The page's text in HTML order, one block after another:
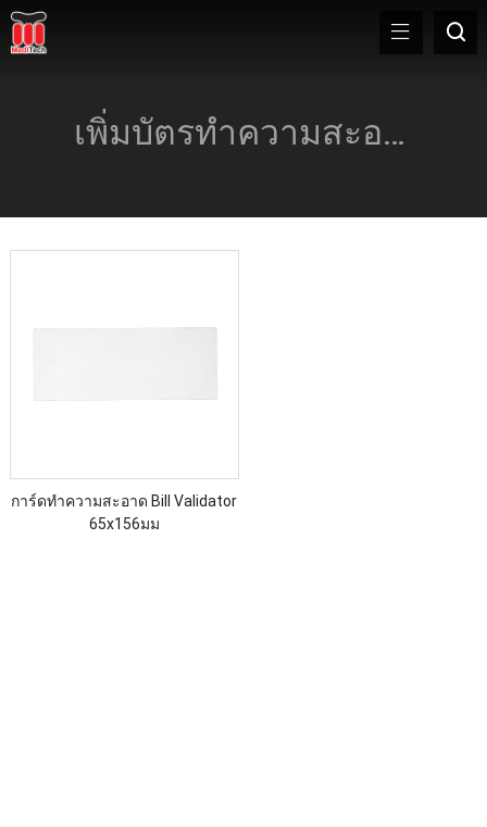
เพิ่มบัตรทำความสะอาดเครื่องจักรมูลค่าเพิ่ม
การ์ดทำความสะอาด Bill Validator
65x156มม